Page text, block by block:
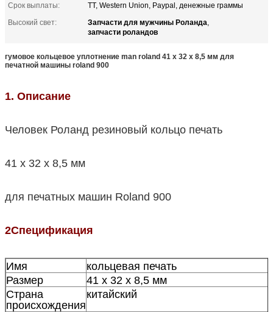
Срок выплаты:
TT, Western Union, Paypal, денежные граммы
Высокий свет:
Запчасти для мужчины Роланда,
запчасти роландов
гумовое кольцевое уплотнение man roland 41 x 32 x 8,5 мм для
печатной машины roland 900
1. Описание
Человек Роланд резиновый кольцо печать
41 x 32 x 8,5 мм
для печатных машин Roland 900
2Спецификация
Имя
кольцевая печать
Размер
41 x 32 x 8,5 мм
Страна
происхождения
китайский